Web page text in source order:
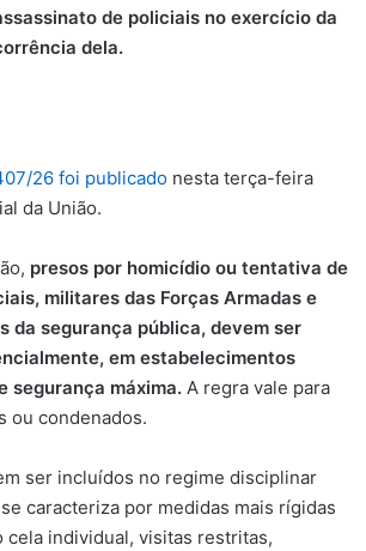
de policiais no exercício da
dela.
26 foi publicado nesta terça-feira
da União.
presos por homicídio ou tentativa de
militares das Forças Armadas e
da segurança pública, devem ser
em estabelecimentos
segurança máxima. A regra vale para
ou condenados.
ser incluídos no regime disciplinar
caracteriza por medidas mais rígidas
cela individual, visitas restritas,